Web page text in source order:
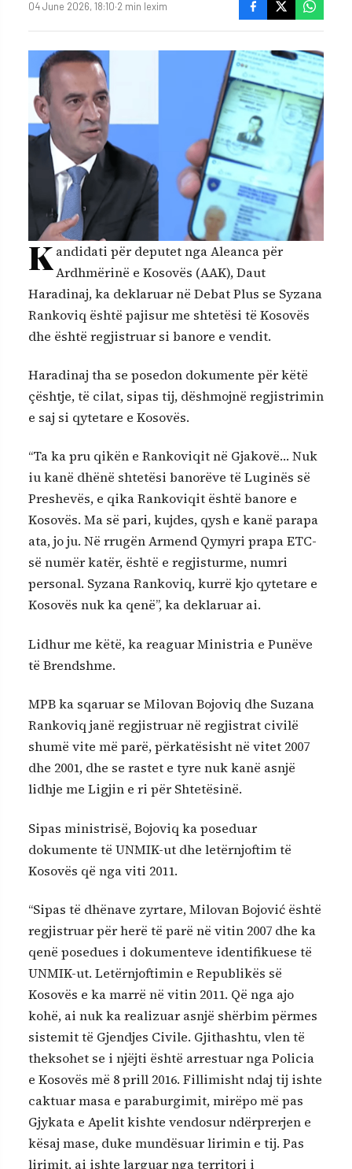
04 June 2026, 18:10·2 min lexim
K andidati për deputet nga Aleanca për
Ardhmërinë e Kosovës (AAK), Daut
Haradinaj, ka deklaruar në Debat Plus se Syzana
Rankoviq është pajisur me shtetësi të Kosovës
dhe është regjistruar si banore e vendit.
Haradinaj tha se posedon dokumente për këtë
çështje, të cilat, sipas tij, dëshmojnë regjistrimin
e saj si qytetare e Kosovës.
“Ta ka pru qikën e Rankoviqit në Gjakovë… Nuk
iu kanë dhënë shtetësi banorëve të Luginës së
Preshevës, e qika Rankoviqit është banore e
Kosovës. Ma së pari, kujdes, qysh e kanë parapa
ata, jo ju. Në rrugën Armend Qymyri prapa ETC-
së numër katër, është e regjisturme, numri
personal. Syzana Rankoviq, kurrë kjo qytetare e
Kosovës nuk ka qenë”, ka deklaruar ai.
Lidhur me këtë, ka reaguar Ministria e Punëve
të Brendshme.
MPB ka sqaruar se Milovan Bojoviq dhe Suzana
Rankoviq janë regjistruar në regjistrat civilë
shumë vite më parë, përkatësisht në vitet 2007
dhe 2001, dhe se rastet e tyre nuk kanë asnjë
lidhje me Ligjin e ri për Shtetësinë.
Sipas ministrisë, Bojoviq ka poseduar
dokumente të UNMIK-ut dhe letërnjoftim të
Kosovës që nga viti 2011.
“Sipas të dhënave zyrtare, Milovan Bojović është
regjistruar për herë të parë në vitin 2007 dhe ka
qenë posedues i dokumenteve identifikuese të
UNMIK-ut. Letërnjoftimin e Republikës së
Kosovës e ka marrë në vitin 2011. Që nga ajo
kohë, ai nuk ka realizuar asnjë shërbim përmes
sistemit të Gjendjes Civile. Gjithashtu, vlen të
theksohet se i njëjti është arrestuar nga Policia
e Kosovës më 8 prill 2016. Fillimisht ndaj tij ishte
caktuar masa e paraburgimit, mirëpo më pas
Gjykata e Apelit kishte vendosur ndërprerjen e
kësaj mase, duke mundësuar lirimin e tij. Pas
lirimit, ai ishte larguar nga territori i